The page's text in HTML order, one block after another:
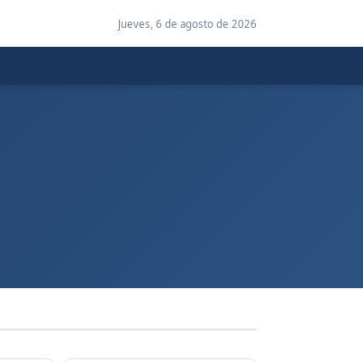
Jueves, 6 de agosto de 2026